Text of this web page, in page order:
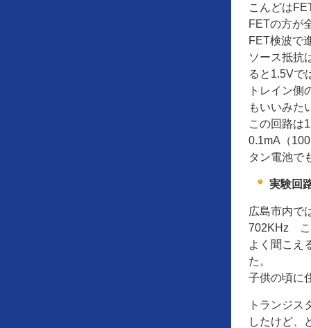
こんどは
FETの方が
FET検波で
ソース抵抗
ると1.5Vで
トレイン
もいいみた
この回路は
0.1mA（
タン電池で
実験回
広島市内で
702KHz こ
よく聞こえ
た。
子供の頃に
トランジス
したけど、